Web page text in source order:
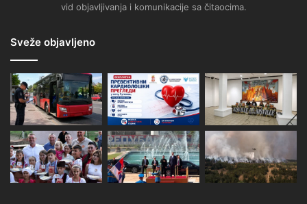
vid objavljivanja i komunikacije sa čitaocima.
Sveže objavljeno